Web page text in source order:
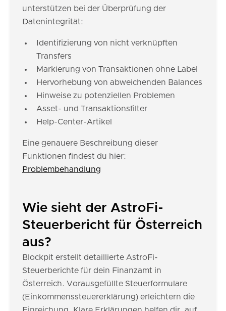
unterstützen bei der Überprüfung der
Datenintegrität:
Identifizierung von nicht verknüpften
Transfers
Markierung von Transaktionen ohne Label
Hervorhebung von abweichenden Balances
Hinweise zu potenziellen Problemen
Asset- und Transaktionsfilter
Help-Center-Artikel
Eine genauere Beschreibung dieser
Funktionen findest du hier:
Problembehandlung
Wie sieht der AstroFi-
Steuerbericht für Österreich
aus?
Blockpit erstellt detaillierte AstroFi-
Steuerberichte für dein Finanzamt in
Österreich. Vorausgefüllte Steuerformulare
(Einkommenssteuererklärung) erleichtern die